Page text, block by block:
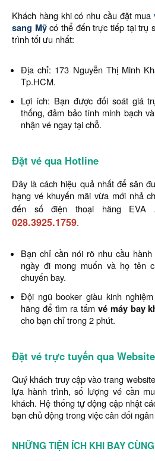
Khách hàng khi có nhu cầu đặt mua
sang Mỹcó thể đến trực tiếp tại trụ
trình tối ưu nhất:
Địa chỉ: 173 Nguyễn Thị Minh
Tp.HCM.
Lợi ích: Bạn được đối soát giá
thống, đảm bảo tính minh bạch
nhận vé ngay tại chỗ.
Đặt vé qua Hotline
Đây là cách hiệu quả nhất để săn
hạng vé khuyến mãi vừa mới nhả
đến số điện thoại hãng
028.3925.1759.
Bạn chỉ cần nói rõ nhu cầu
ngày đi mong muốn và họ tên
chuyến bay.
Đội ngũ booker giàu kinh
hãng để tìm ra tấmvé máy bay
cho bạn chỉ trong 2 phút.
Đặt vé trực tuyến qua Website
Quý khách truy cập vào trang website
lựa hành trình, số lượng vé cần
khách. Hệ thống tự động cập nhật
bạn chủ động trong việc cân đối
NHỮNG TIỆN ÍCH KHI BAY